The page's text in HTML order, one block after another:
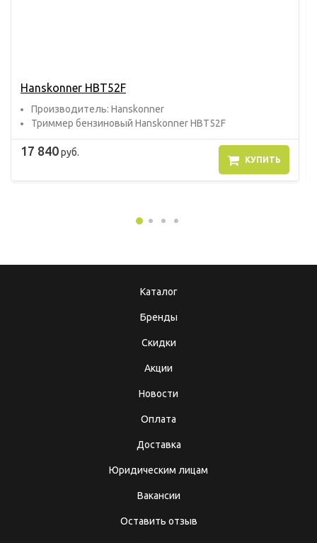
Hanskonner HBT52F
Прoизвoдитель: Hanskonner
Триммер бензиновый Hanskonner HBT52F
17 840руб.
КУПИТЬ
Каталог
Бренды
Скидки
Акции
Новости
Оплата
Доставка
Юридическим лицам
Вакансии
Оставить отзыв